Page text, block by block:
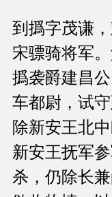
到撝字茂谦
宋骠骑将军
撝袭爵建昌
车都尉，试
除新安王北
新安王抚军
杀，仍除长